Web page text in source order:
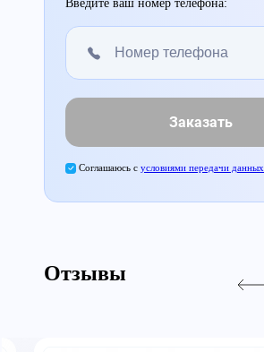
Введите ваш номер телефона:
Заказать
Соглашаюсь с условиями передачи данных
Отзывы